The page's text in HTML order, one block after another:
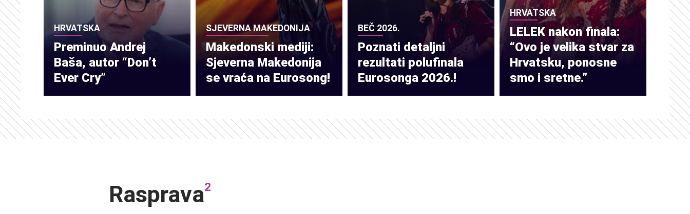
HRVATSKA
Preminuo Andrej
Baša, autor “Don’t
Ever Cry”
SJEVERNA MAKEDONIJA
Makedonski mediji:
Sjeverna Makedonija
se vraća na Eurosong!
BEČ 2026.
Poznati detaljni
rezultati polufinala
Eurosonga 2026.!
HRVATSKA
LELEK nakon finala:
“Ovo je velika stvar za
Hrvatsku, ponosne
smo i sretne.”
Rasprava2